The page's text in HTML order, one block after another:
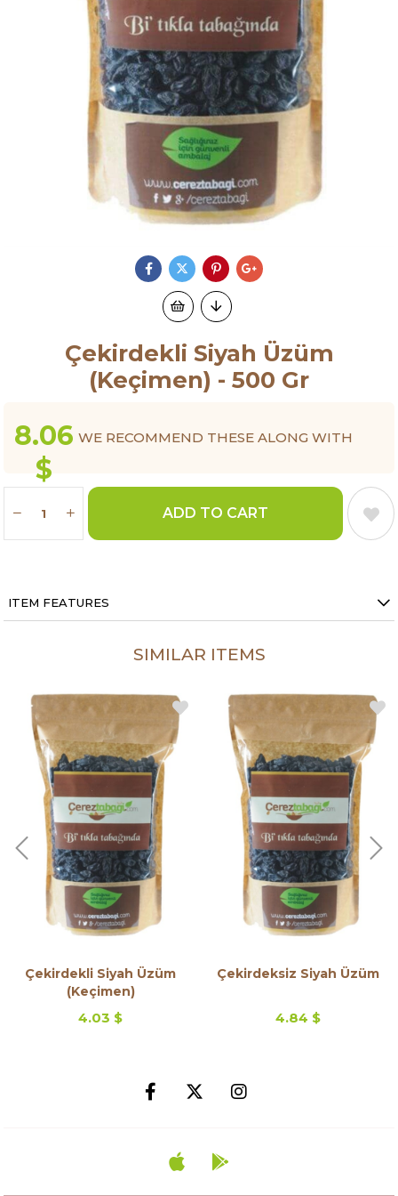
Çekirdekli Siyah Üzüm
(Keçimen) - 500 Gr
8.06
$
WE RECOMMEND THESE ALONG WITH
ITEM FEATURES
SIMILAR ITEMS
Çekirdekli Siyah Üzüm
(Keçimen)
4.03 $
Çekirdeksiz Siyah Üzüm
4.84 $